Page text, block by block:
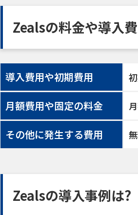
Zealsの料金や導入
導入費用や初期費用
月額費用や固定の料金
その他に発生する費用
Zealsの導入事例は?